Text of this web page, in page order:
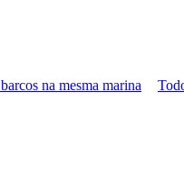
na mesma marina